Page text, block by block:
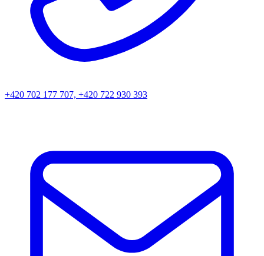
+420 702 177 707, +420 722 930 393